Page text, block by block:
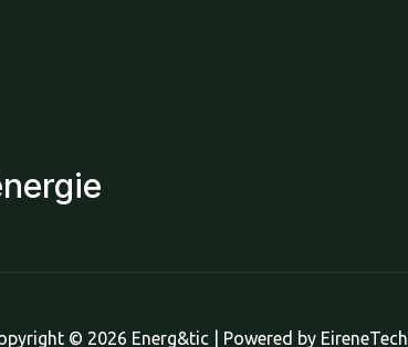
© 2026 Energ&tic | Powered by EireneTech